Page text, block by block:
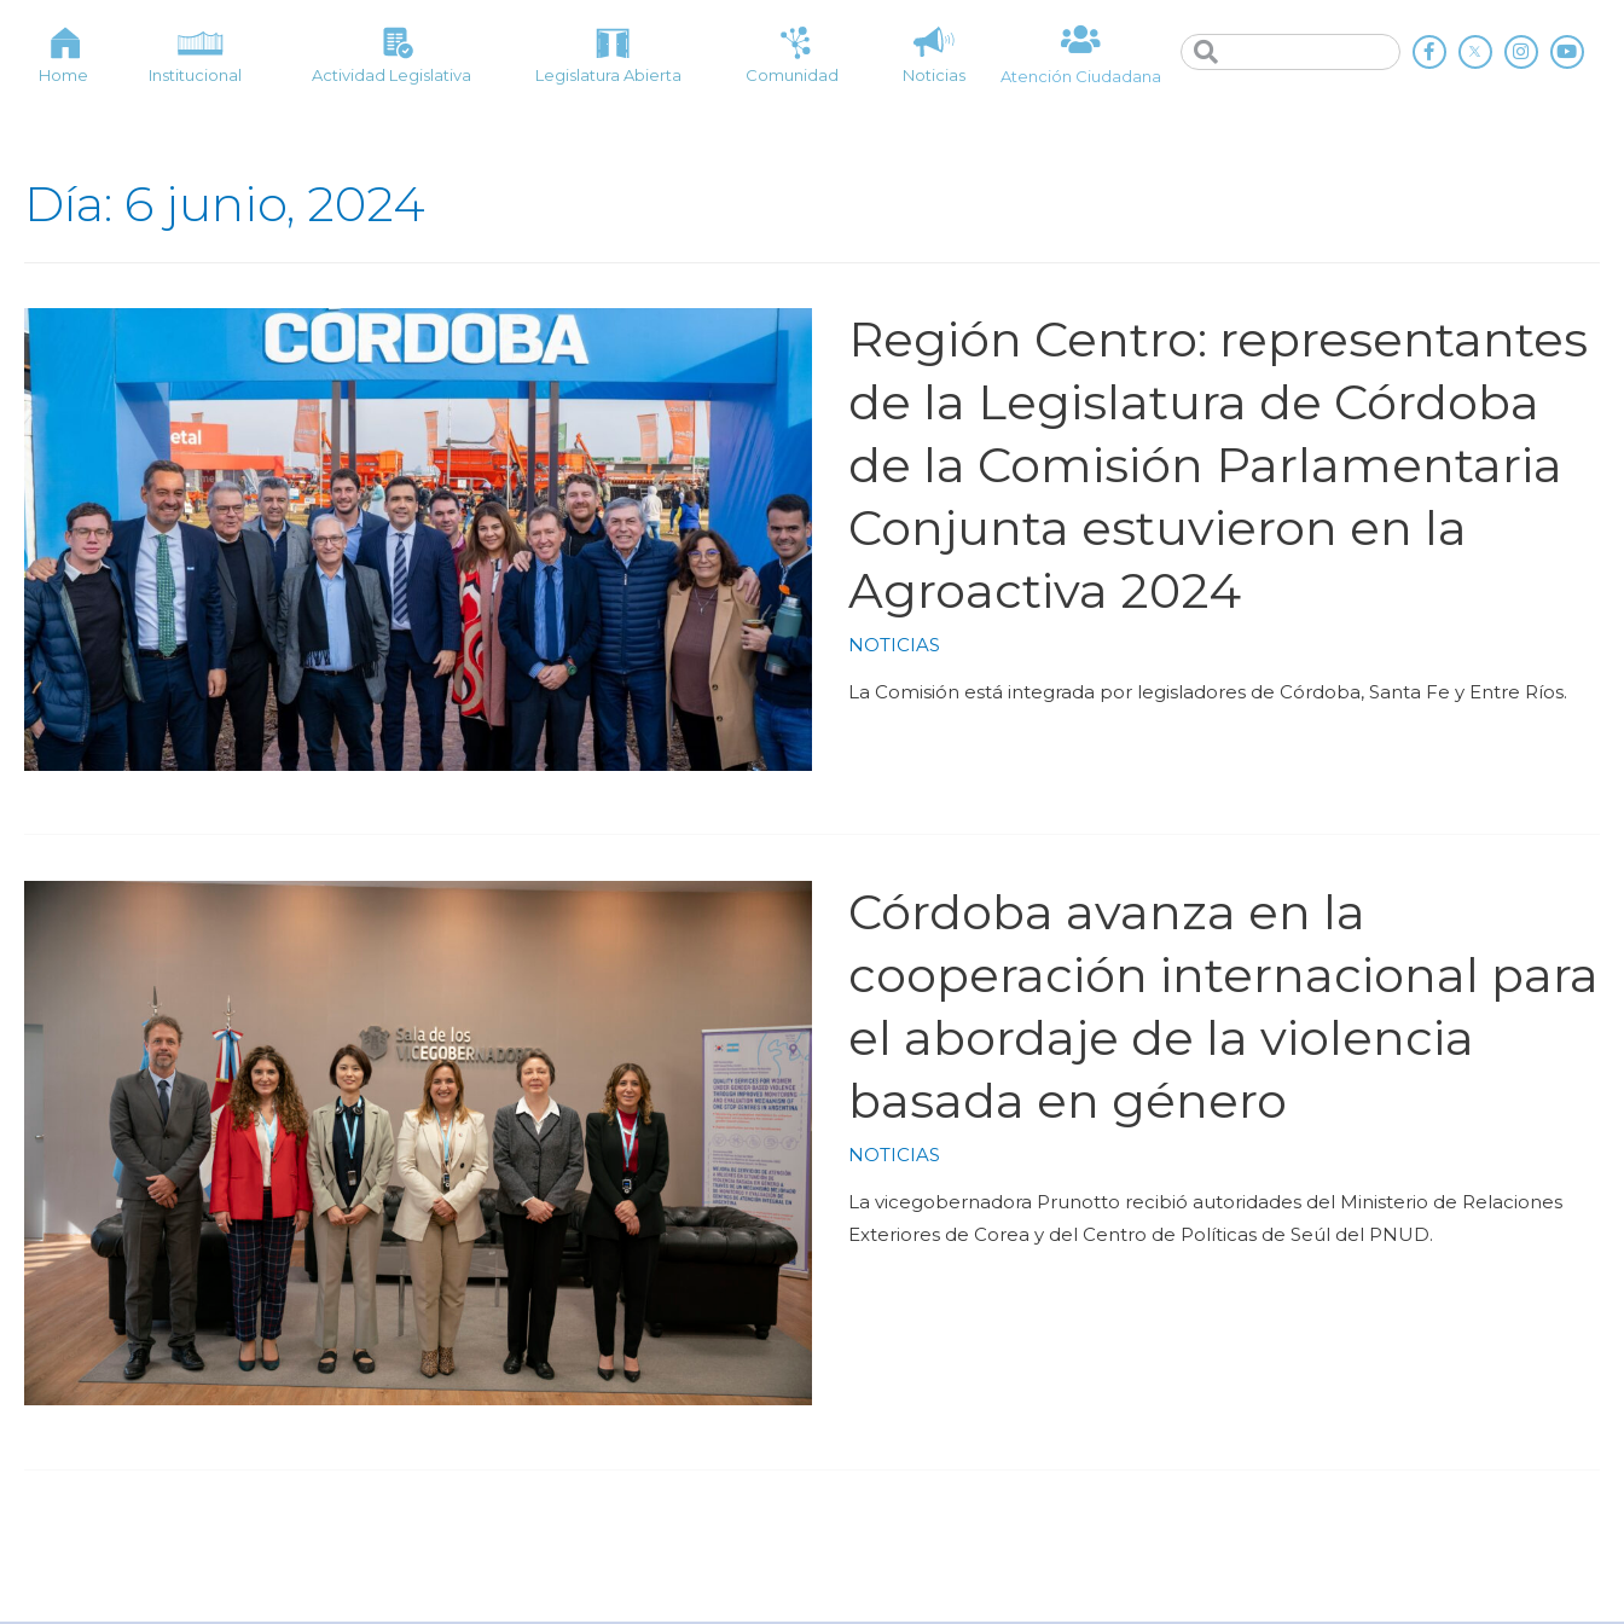
Home Institucional Actividad Legislativa Legislatura Abierta Comunidad Noticias Atención Ciudadana
Día: 6 junio, 2024
Región Centro: representantes
de la Legislatura de Córdoba
de la Comisión Parlamentaria
Conjunta estuvieron en la
Agroactiva 2024
NOTICIAS
La Comisión está integrada por legisladores de Córdoba, Santa Fe y Entre Ríos.
Córdoba avanza en la
cooperación internacional para
el abordaje de la violencia
basada en género
NOTICIAS
La vicegobernadora Prunotto recibió autoridades del Ministerio de Relaciones
Exteriores de Corea y del Centro de Políticas de Seúl del PNUD.